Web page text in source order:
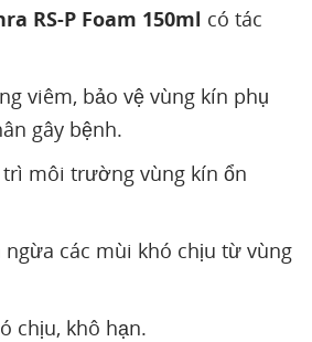
RS-P Foam 150ml có tác
viêm, bảo vệ vùng kín phụ
gây bệnh.
trì môi trường vùng kín ổn
ngừa các mùi khó chịu từ vùng
chịu, khô hạn.